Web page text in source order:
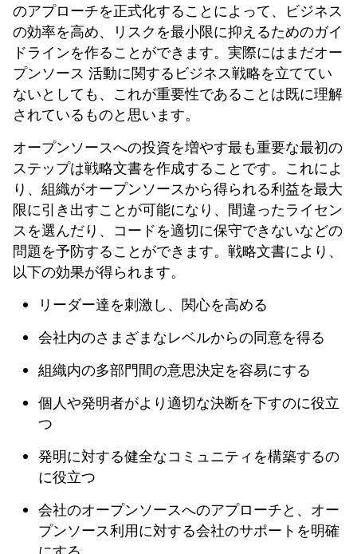
のアプローチを正式化することによって、ビジネス
の効率を高め、リスクを最小限に抑えるためのガイ
ドラインを作ることができます。実際にはまだオー
プンソース 活動に関するビジネス戦略を立ててい
ないとしても、これが重要性であることは既に理解
されているものと思います。
オープンソースへの投資を増やす最も重要な最初の
ステップは戦略文書を作成することです。これによ
り、組織がオープンソースから得られる利益を最大
限に引き出すことが可能になり、間違ったライセン
スを選んだり、コードを適切に保守できないなどの
問題を予防することができます。戦略文書により、
以下の効果が得られます。
リーダー達を刺激し、関心を高める
会社内のさまざまなレベルからの同意を得る
組織内の多部門間の意思決定を容易にする
個人や発明者がより適切な決断を下すのに役立
つ
発明に対する健全なコミュニティを構築するの
に役立つ
会社のオープンソースへのアプローチと、オー
プンソース利用に対する会社のサポートを明確